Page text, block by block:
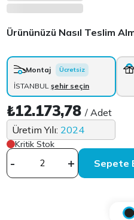
Ürününüzü Nasıl Teslim
Montaj Ücretsiz
İSTANBULşehir seçin
₺12.173,78/ Adet
Üretim Yılı: 2024
Kritik Stok
- +